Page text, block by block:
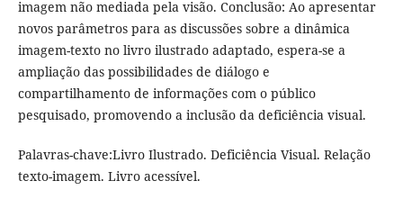
imagem não mediada pela visão. Conclusão: Ao apresentar
novos parâmetros para as discussões sobre a dinâmica
imagem-texto no livro ilustrado adaptado, espera-se a
ampliação das possibilidades de diálogo e
compartilhamento de informações com o público
pesquisado, promovendo a inclusão da deficiência visual.
Palavras-chave:Livro Ilustrado. Deficiência Visual. Relação
texto-imagem. Livro acessível.